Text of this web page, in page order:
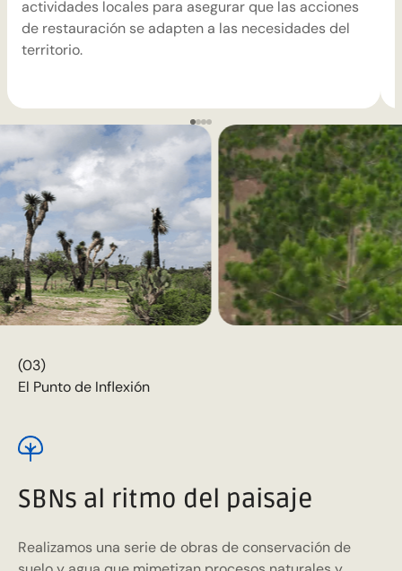
actividades locales para asegurar que las acciones
de restauración se adapten a las necesidades del
territorio.
(03)
El Punto de Inflexión
SBNs al ritmo del paisaje
Realizamos una serie de obras de conservación de